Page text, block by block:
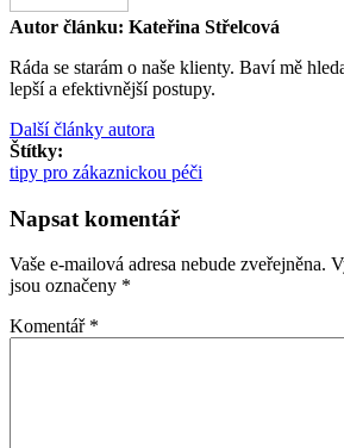
Autor článku: Kateřina Střelcová
Ráda se starám o naše klienty. Baví mě
lepší a efektivnější postupy.
Další články autora
Štítky:
tipy pro zákaznickou péči
Napsat komentář
Vaše e-mailová adresa nebude zveřejněna.
jsou označeny *
Komentář *